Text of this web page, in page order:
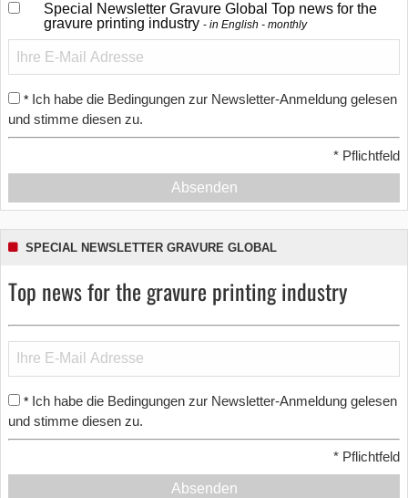
Special Newsletter Gravure Global Top news for the
gravure printing industry
in English - monthly
* Ich habe die Bedingungen zur Newsletter-Anmeldung gelesen
und stimme diesen zu.
* Pflichtfeld
Absenden
SPECIAL NEWSLETTER GRAVURE GLOBAL
Top news for the gravure printing industry
* Ich habe die Bedingungen zur Newsletter-Anmeldung gelesen
und stimme diesen zu.
* Pflichtfeld
Absenden